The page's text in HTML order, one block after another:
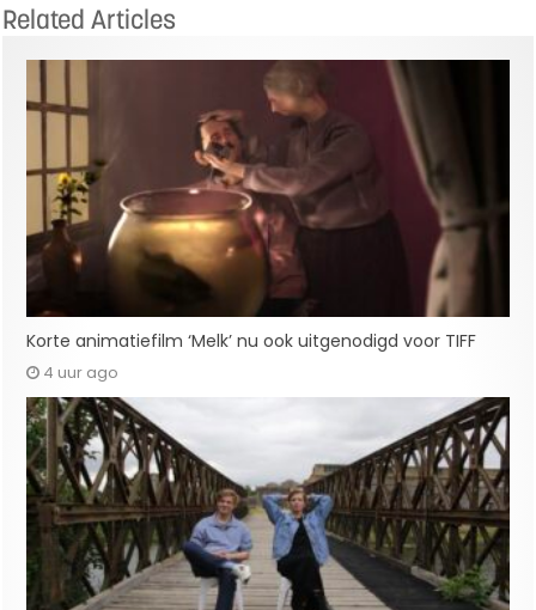
Related Articles
Korte animatiefilm ‘Melk’ nu ook uitgenodigd voor TIFF
4 uur ago